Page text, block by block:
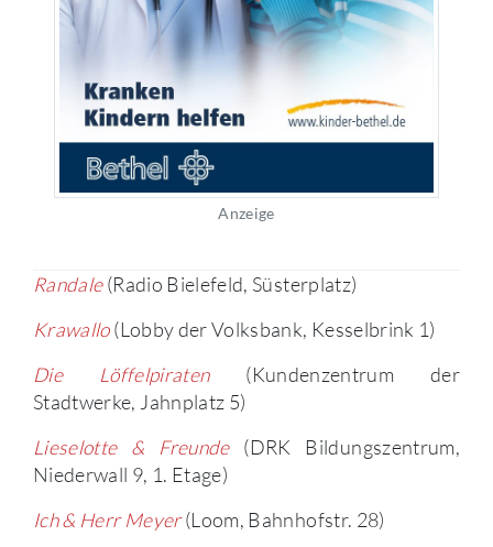
Anzeige
Randale(Radio Bielefeld, Süsterplatz)
Krawallo(Lobby der Volksbank, Kesselbrink 1)
Die Löffelpiraten(Kundenzentrum der
Stadtwerke, Jahnplatz 5)
Lieselotte & Freunde(DRK Bildungszentrum,
Niederwall 9, 1. Etage)
Ich & Herr Meyer(Loom, Bahnhofstr. 28)